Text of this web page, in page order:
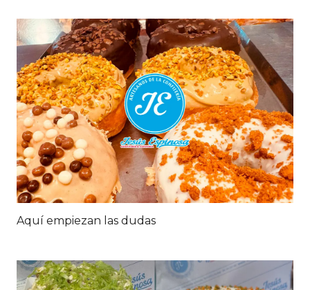
Aquí empiezan las dudas